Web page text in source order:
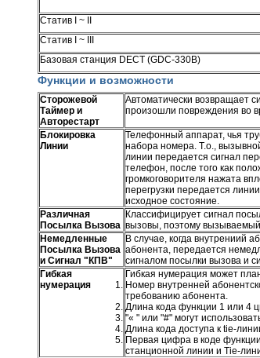
Статив I ~ II
Статив I ~ III
Базовая станция DECT (GDC-330B)
Функции и возможности
Сторожевой
Таймер и
Авторестарт
Автоматически возвращает
произошли повреждения во
Блокировка
Линии
Телефонный аппарат, чья
набора номера. Т.о.,
линии передается сигнал
телефон, после того как
громкоговорителя нажата
перегрузки передается
исходное состояние.
Различная
Посылка Вызова
Классифицирует сигнал
вызовы, поэтому
Немедленные
Посылка Вызова
и Сигнал "КПВ"
В случае, когда внутрениий
абонента, передается
сигналом посылки вызова и
Гибкая
нумерация
Гибкая нумерация может
Номер внутренней
требованию абонента.
Длина кода функции 1 или 4
"« " или "#" могут
Длина кода доступа к tie-
Первая цифра в коде
станционной линии и Tie-